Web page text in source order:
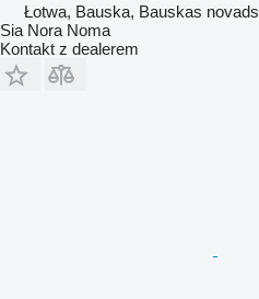
Łotwa, Bauska, Bauskas novads
Sia Nora Noma
Kontakt z dealerem